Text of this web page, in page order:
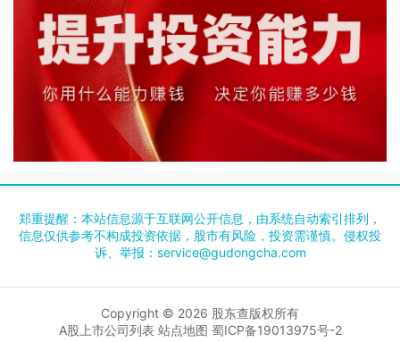
郑重提醒：本站信息源于互联网公开信息，由系统自动索引排列，
信息仅供参考不构成投资依据，股市有风险，投资需谨慎。侵权投
诉、举报： service@gudongcha.com
Copyright © 2026 股东查版权所有
A股上市公司列表 站点地图 蜀ICP备19013975号-2